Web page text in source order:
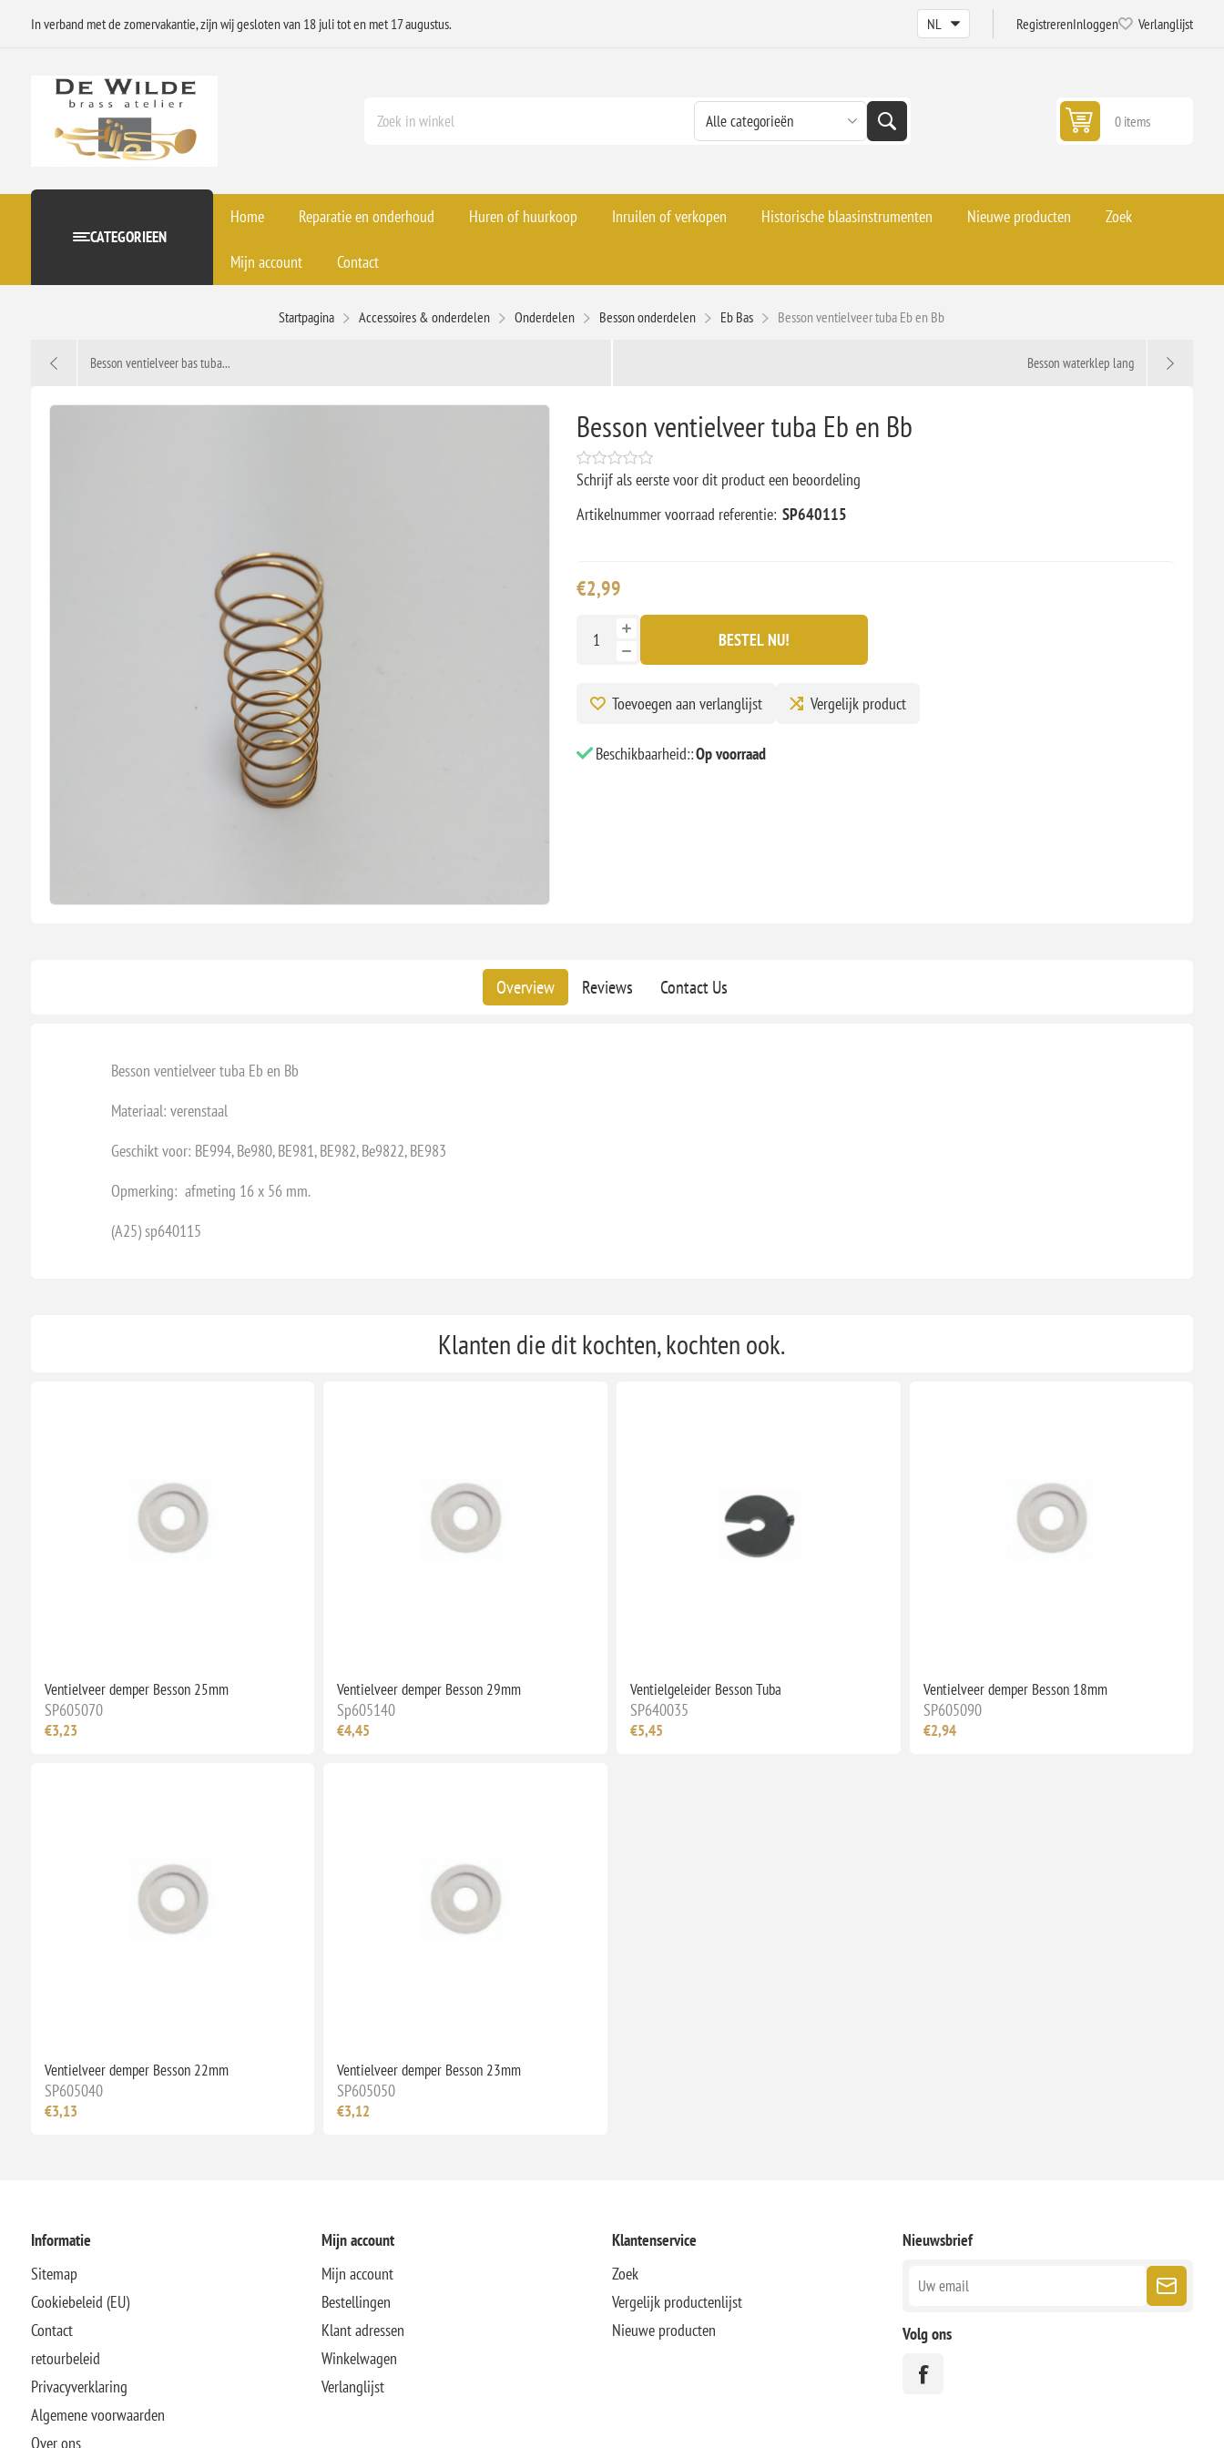
In verband met de zomervakantie, zijn wij gesloten van 18 juli tot en met 17 augustus. RegistrerenInloggen Verlanglijst
0 items
CATEGORIEEN
Home Reparatie en onderhoud Huren of huurkoop Inruilen of verkopen Historische blaasinstrumenten Nieuwe producten Zoek
Mijn account Contact
Startpagina Accessoires & onderdelen Onderdelen Besson onderdelen Eb Bas Besson ventielveer tuba Eb en Bb
Besson ventielveer bas tuba... Besson waterklep lang
Besson ventielveer tuba Eb en Bb
Schrijf als eerste voor dit product een beoordeling
Artikelnummer voorraad referentie: SP640115
€2,99
BESTEL NU!
Toevoegen aan verlanglijst Vergelijk product
Beschikbaarheid::Op voorraad
Overview Reviews Contact Us
Besson ventielveer tuba Eb en Bb
Materiaal: verenstaal
Geschikt voor: BE994, Be980, BE981, BE982, Be9822, BE983
Opmerking: afmeting 16 x 56 mm.
(A25) sp640115
Klanten die dit kochten, kochten ook.
Ventielveer demper Besson 25mm
SP605070
€3,23
Ventielveer demper Besson 29mm
Sp605140
€4,45
Ventielgeleider Besson Tuba
SP640035
€5,45
Ventielveer demper Besson 18mm
SP605090
€2,94
Ventielveer demper Besson 22mm
SP605040
€3,13
Ventielveer demper Besson 23mm
SP605050
€3,12
Informatie
Sitemap
Cookiebeleid (EU)
Contact
retourbeleid
Privacyverklaring
Algemene voorwaarden
Over ons
Mijn account
Mijn account
Bestellingen
Klant adressen
Winkelwagen
Verlanglijst
Klantenservice
Zoek
Vergelijk productenlijst
Nieuwe producten
Nieuwsbrief
Volg ons